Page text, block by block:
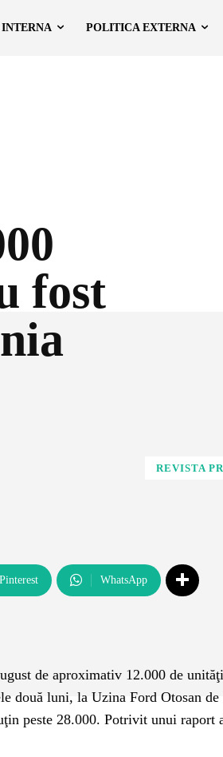
POLITICA EXTERNA
fost
REVISTA
Pinterest WhatsApp
de aproximativ 12.000 de
două luni, la Uzina Ford Otosan
peste 28.000. Potrivit unui raport